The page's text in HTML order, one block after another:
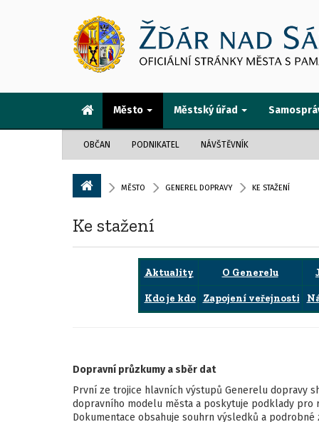
Město Městský úřad
OBČAN PODNIKATEL NÁVŠTĚVNÍK
MĚSTO GENEREL DOPRAVY KE STAŽENÍ
Ke stažení
Aktuality O Generelu
Kdo je kdo Zapojení veřejnosti
Dopravní průzkumy a sběr dat
První ze trojice hlavních výstupů Generelu dopravy
dopravního modelu města a poskytuje podklady pro
Dokumentace obsahuje souhrn výsledků a